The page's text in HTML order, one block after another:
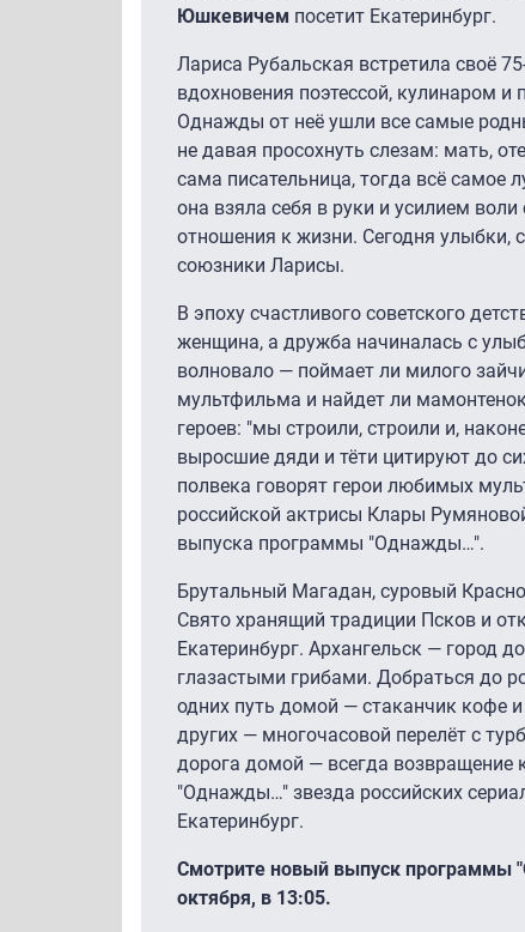
Юшкевичем посетит Екатеринбург.
Лариса Рубальская встретила своё
вдохновения поэтессой, кулинаром и
Однажды от неё ушли все самые
не давая просохнуть слезам: мать,
сама писательница, тогда всё самое
она взяла себя в руки и усилием воли
отношения к жизни. Сегодня улыбки,
союзники Ларисы.
В эпоху счастливого советского
женщина, а дружба начиналась с
волновало — поймает ли милого
мультфильма и найдет ли
героев: "мы строили, строили и,
выросшие дяди и тёти цитируют до
полвека говорят герои любимых
российской актрисы Клары
выпуска программы "Однажды…".
Брутальный Магадан, суровый
Свято хранящий традиции Псков и
Екатеринбург. Архангельск — город
глазастыми грибами. Добраться до
одних путь домой — стаканчик кофе
других — многочасовой перелёт с
дорога домой — всегда
"Однажды…" звезда российских
Екатеринбург.
Смотрите новый выпуск программы
октября, в 13:05.